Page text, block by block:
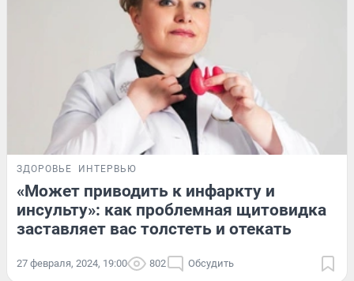
ЗДОРОВЬЕ ИНТЕРВЬЮ
«Может приводить к инфаркту и
инсульту»: как проблемная щитовидка
заставляет вас толстеть и отекать
27 февраля, 2024, 19:00 802 Обсудить